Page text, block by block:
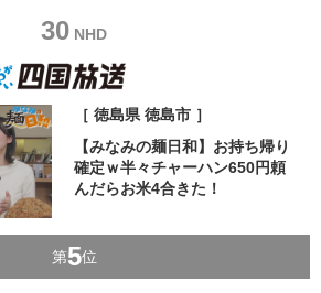
30 NHD
［ 徳島県 徳島市 ］
【みなみの麺日和】お持ち帰り
確定ｗ半々チャーハン650円頼
んだらお米4合きた！
第5位